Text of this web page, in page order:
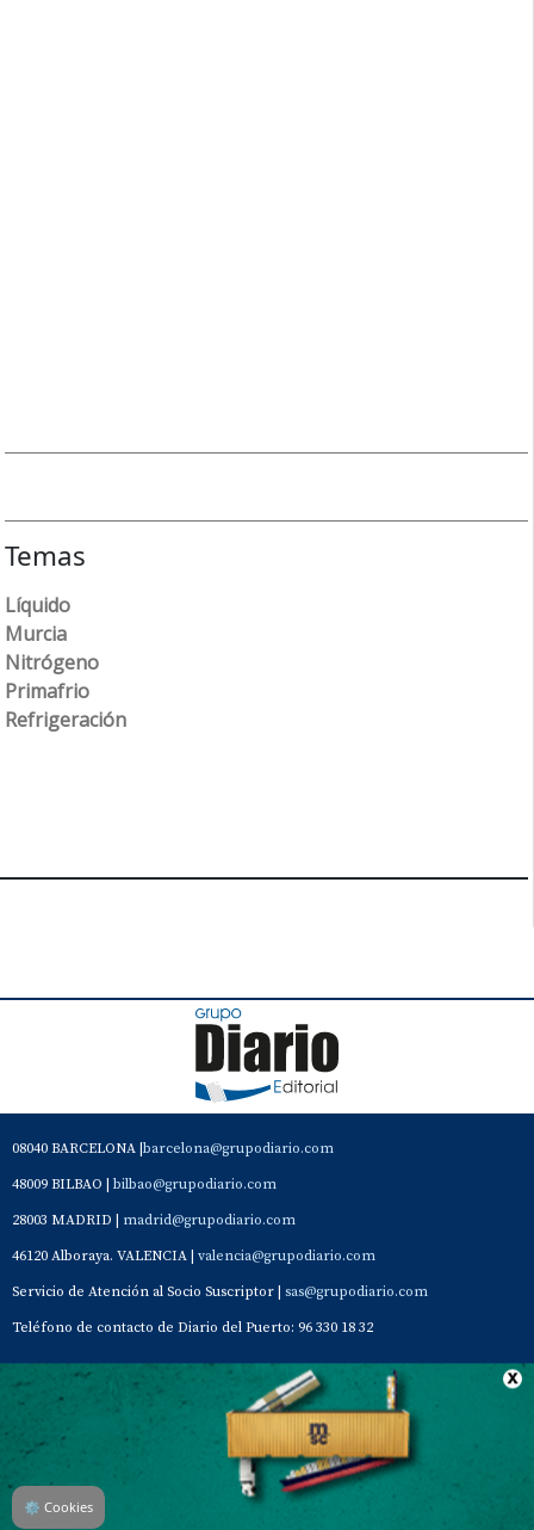
Temas
Líquido
Murcia
Nitrógeno
Primafrio
Refrigeración
08040 BARCELONA | barcelona@grupodiario.com
48009 BILBAO | bilbao@grupodiario.com
28003 MADRID | madrid@grupodiario.com
46120 Alboraya. VALENCIA | valencia@grupodiario.com
Servicio de Atención al Socio Suscriptor | sas@grupodiario.com
Teléfono de contacto de Diario del Puerto: 96 330 18 32
Contacto Aviso Legal Quiénes somos Política de privacidad
⚙ Cookies